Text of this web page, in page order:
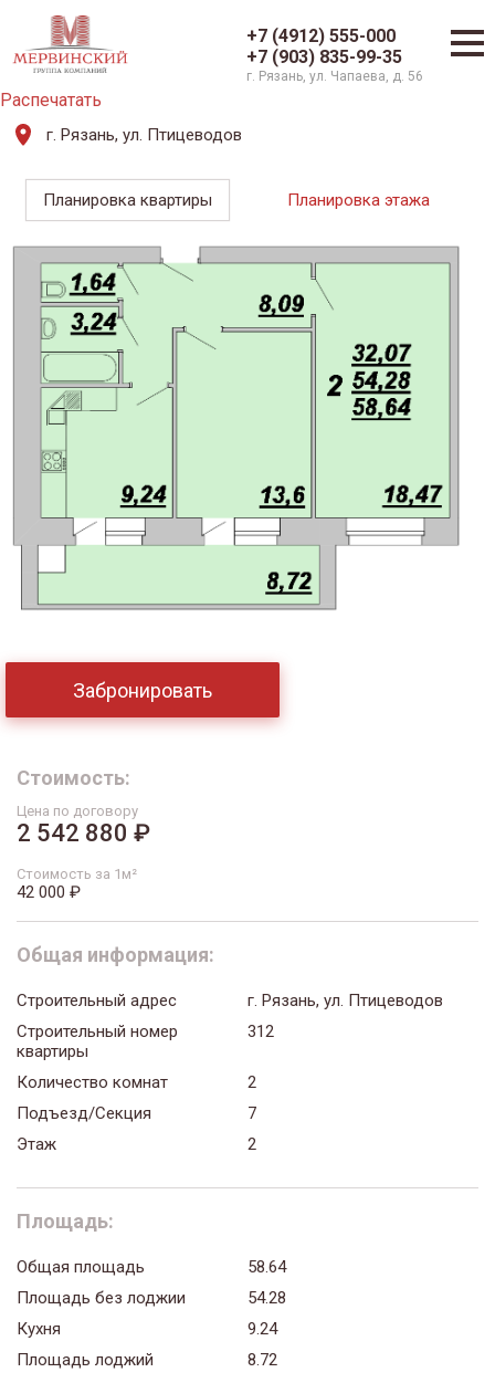
+7 (4912) 555-000
+7 (903) 835-99-35
г. Рязань, ул. Чапаева, д. 56
Распечатать
г. Рязань, ул. Птицеводов
Планировка квартиры Планировка этажа
Забронировать
Стоимость:
Цена по договору
2 542 880 ₽
Стоимость за 1м²
42 000 ₽
Общая информация:
Строительный адрес
г. Рязань, ул. Птицеводов
Строительный номер
квартиры
312
Количество комнат
2
Подъезд/Секция
7
Этаж
2
Площадь:
Общая площадь
58.64
Площадь без лоджии
54.28
Кухня
9.24
Площадь лоджий
8.72